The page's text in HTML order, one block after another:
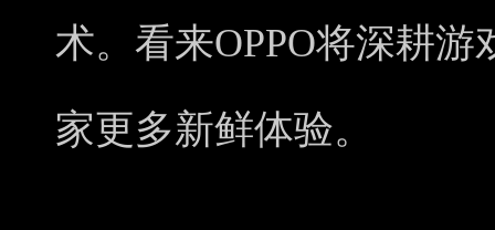
术。看来OPPO将深耕
家更多新鲜体验。